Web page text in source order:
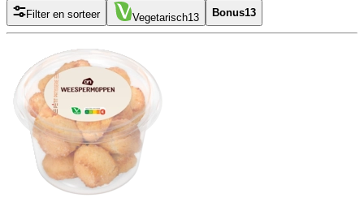
Filter en sorteer Vegetarisch13 Bonus13